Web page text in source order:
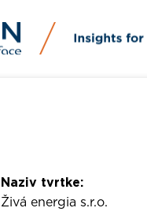
Naziv tvrtke:
Živá energia s.r.o.